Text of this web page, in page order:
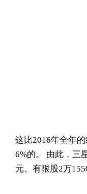
这比2016年全年
6%的。 由此，三
元、有限股2万